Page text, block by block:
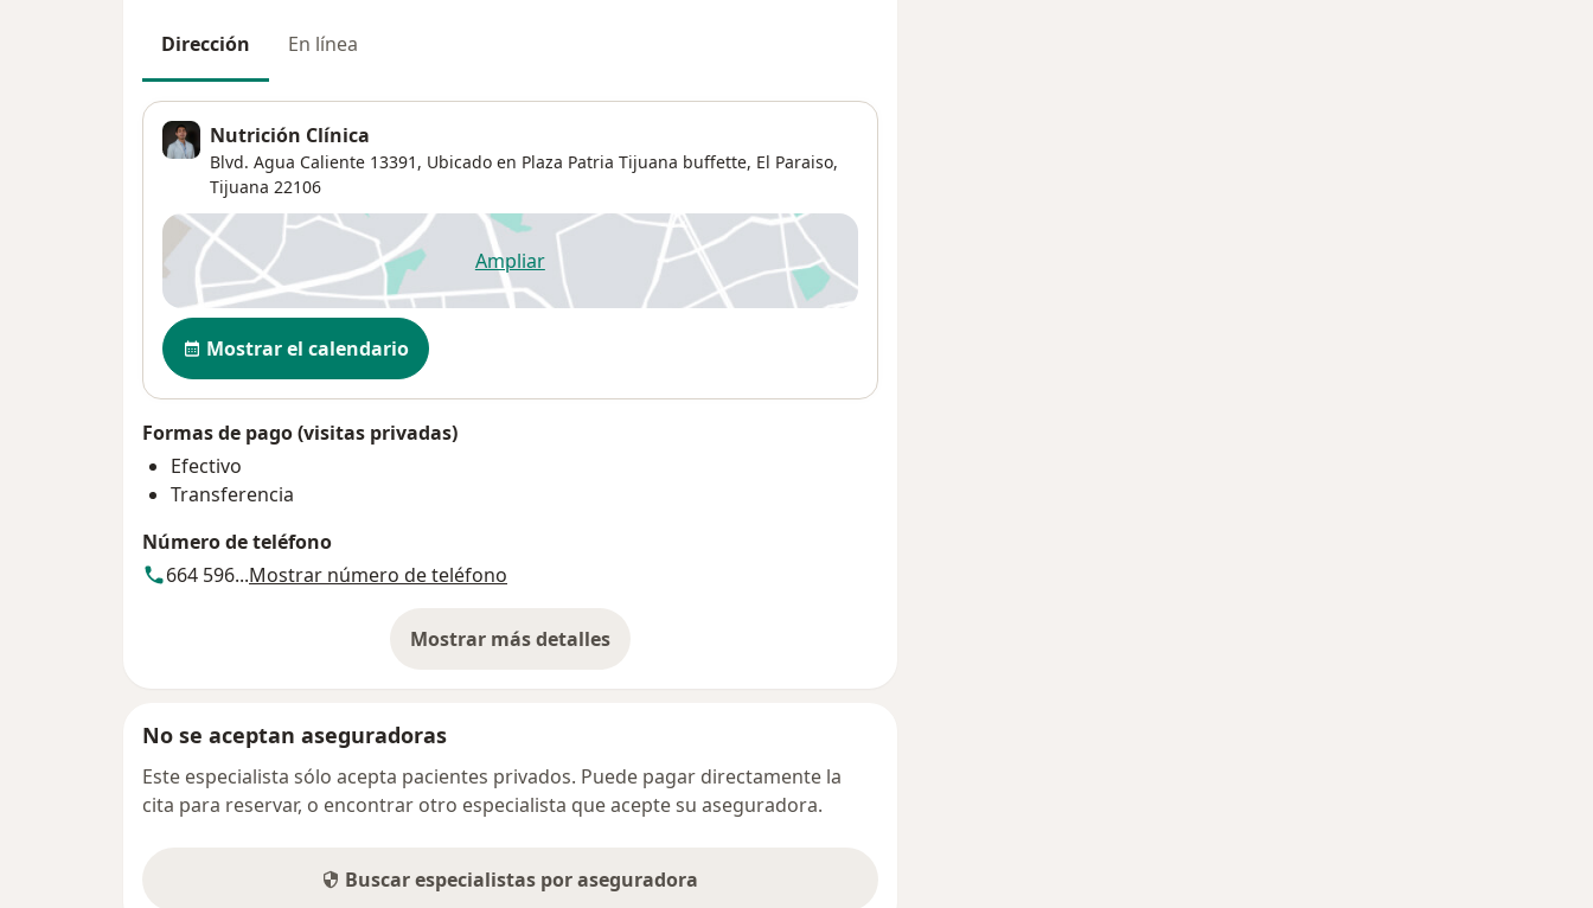
Dirección En línea
Nutrición Clínica
Blvd. Agua Caliente 13391, Ubicado en Plaza Patria Tijuana buffette, El Paraiso,
Tijuana 22106
Ampliarse abre en una nueva pestaña
Disponibilidad
Mostrar el calendario
Formas de pago (visitas privadas)
Efectivo
Transferencia
Número de teléfono
664 596...Mostrar número de teléfono
Mostrar más detalles
sobre la dirección
No se aceptan aseguradoras
Este especialista sólo acepta pacientes privados. Puede pagar directamente la
cita para reservar, o encontrar otro especialista que acepte su aseguradora.
Buscar especialistas por aseguradora